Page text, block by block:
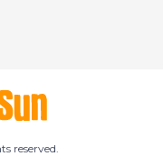
reserved.